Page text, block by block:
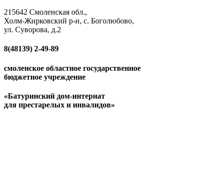
215642 Смоленская обл.,
Холм-Жирковский р-н, с. Боголюбово,
ул. Суворова, д.2
8(48139) 2-49-89
смоленское областное государственное
бюджетное учреждение
«Батуринский дом-интернат
для престарелых и инвалидов»